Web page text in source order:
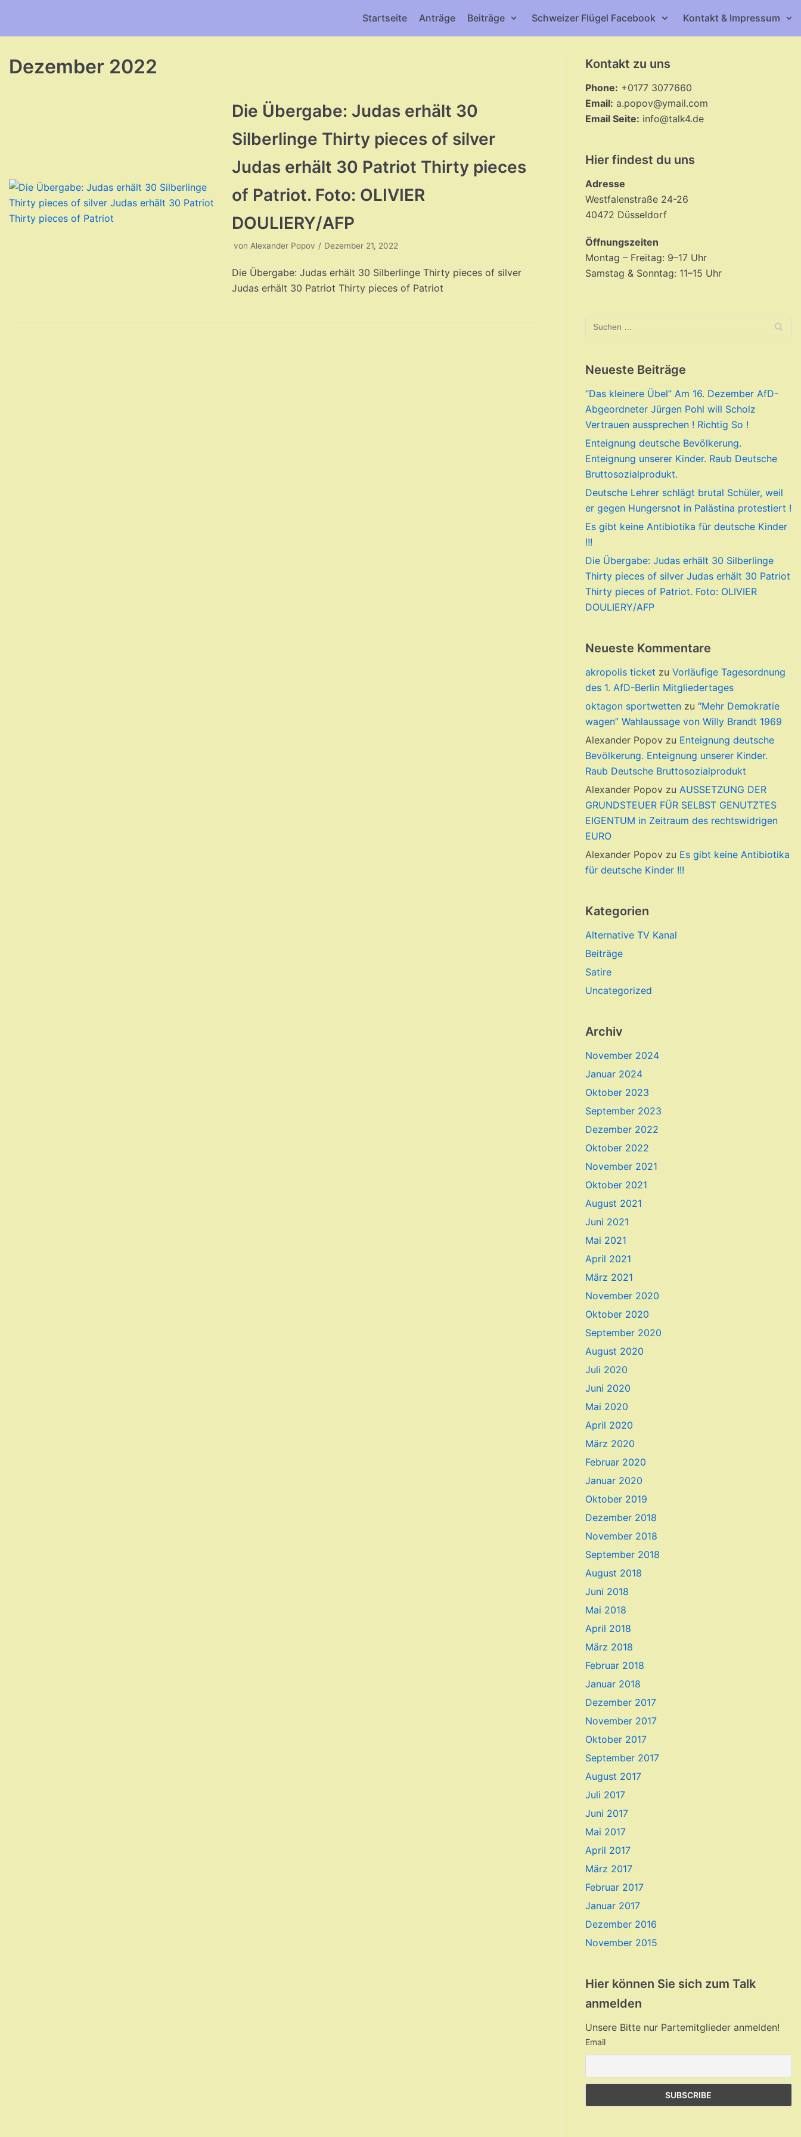
Startseite Anträge Beiträge Schweizer Flügel Facebook Kontakt & Impressum
Dezember 2022
Die Übergabe: Judas erhält 30
Silberlinge Thirty pieces of silver
Judas erhält 30 Patriot Thirty pieces
of Patriot. Foto: OLIVIER
DOULIERY/AFP
von Alexander Popov Dezember 21, 2022
Die Übergabe: Judas erhält 30 Silberlinge Thirty pieces of silver
Judas erhält 30 Patriot Thirty pieces of Patriot
Kontakt zu uns
Phone: +0177 3077660
Email: a.popov@ymail.com
Email Seite: info@talk4.de
Hier findest du uns
Adresse
Westfalenstraße 24-26
40472 Düsseldorf
Öffnungszeiten
Montag – Freitag: 9–17 Uhr
Samstag & Sonntag: 11–15 Uhr
Neueste Beiträge
“Das kleinere Übel” Am 16. Dezember AfD-
Abgeordneter Jürgen Pohl will Scholz
Vertrauen aussprechen ! Richtig So !
Enteignung deutsche Bevölkerung.
Enteignung unserer Kinder. Raub Deutsche
Bruttosozialprodukt.
Deutsche Lehrer schlägt brutal Schüler, weil
er gegen Hungersnot in Palästina protestiert !
Es gibt keine Antibiotika für deutsche Kinder
!!!
Die Übergabe: Judas erhält 30 Silberlinge
Thirty pieces of silver Judas erhält 30 Patriot
Thirty pieces of Patriot. Foto: OLIVIER
DOULIERY/AFP
Neueste Kommentare
akropolis ticket zu Vorläufige Tagesordnung
des 1. AfD-Berlin Mitgliedertages
oktagon sportwettenzu “Mehr Demokratie
wagen” Wahlaussage von Willy Brandt 1969
Alexander Popovzu Enteignung deutsche
Bevölkerung. Enteignung unserer Kinder.
Raub Deutsche Bruttosozialprodukt
Alexander Popovzu AUSSETZUNG DER
GRUNDSTEUER FÜR SELBST GENUTZTES
EIGENTUM in Zeitraum des rechtswidrigen
EURO
Alexander Popovzu Es gibt keine Antibiotika
für deutsche Kinder !!!
Kategorien
Alternative TV Kanal
Beiträge
Satire
Uncategorized
Archiv
November 2024
Januar 2024
Oktober 2023
September 2023
Dezember 2022
Oktober 2022
November 2021
Oktober 2021
August 2021
Juni 2021
Mai 2021
April 2021
März 2021
November 2020
Oktober 2020
September 2020
August 2020
Juli 2020
Juni 2020
Mai 2020
April 2020
März 2020
Februar 2020
Januar 2020
Oktober 2019
Dezember 2018
November 2018
September 2018
August 2018
Juni 2018
Mai 2018
April 2018
März 2018
Februar 2018
Januar 2018
Dezember 2017
November 2017
Oktober 2017
September 2017
August 2017
Juli 2017
Juni 2017
Mai 2017
April 2017
März 2017
Februar 2017
Januar 2017
Dezember 2016
November 2015
Hier können Sie sich zum Talk
anmelden
Unsere Bitte nur Partemitglieder anmelden!
Email